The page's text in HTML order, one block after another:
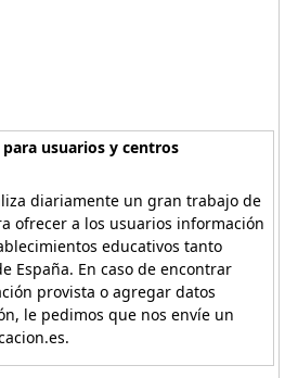
usuarios y centros
diariamente un gran trabajo de
ofrecer a los usuarios información
educativos tanto
España. En caso de encontrar
provista o agregar datos
le pedimos que nos envíe un